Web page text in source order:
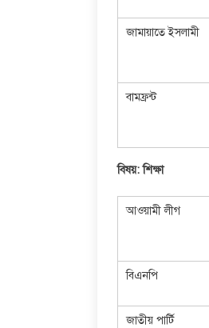
জামায়াতে ইসলামী
বামফ্রন্ট
বিষয়: শিক্ষা
আওয়ামী লীগ
বিএনপি
জাতীয় পার্টি